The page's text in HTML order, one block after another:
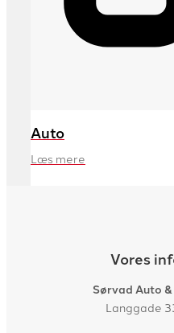
Auto
Læs mere
Vores
Sørvad Auto
Langgade